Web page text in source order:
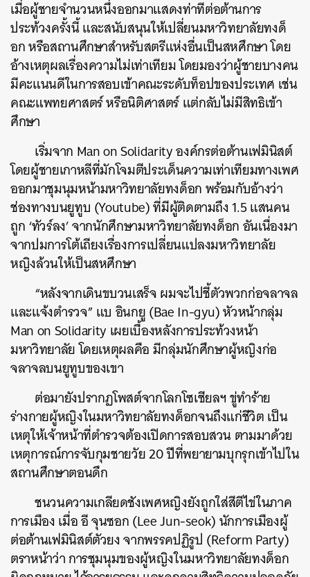
เมื่อผู้ชายจำนวนหนึ่งออกมาแสดงท่าทีต่อต้านการ
ประท้วงครั้งนี้ และสนับสนุนให้เปลี่ยนมหาวิทยาลัยทงด็
อก หรือสถานศึกษาสำหรับสตรีแห่งอื่นเป็นสหศึกษา โดย
อ้างเหตุผลเรื่องความไม่เท่าเทียม โดยมองว่าผู้ชายบางคน
มีคะแนนดีในการสอบเข้าคณะระดับท็อปของประเทศ เช่น
คณะแพทยศาสตร์ หรือนิติศาสตร์ แต่กลับไม่มีสิทธิเข้า
ศึกษา
เริ่มจาก Man on Solidarity องค์กรต่อต้านเฟมินิสต์
โดยผู้ชายเกาหลีที่มักโจมตีประเด็นความเท่าเทียมทางเพศ
ออกมาชุมนุมหน้ามหาวิทยาลัยทงด็อก พร้อมกับอ้างว่า
ช่องทางบนยูทูบ (Youtube) ที่มีผู้ติดตามถึง 1.5 แสนคน
ถูก ‘ทัวร์ลง’ จากนักศึกษามหาวิทยาลัยทงด็อก อันเนื่องมา
จากปมการโต้เถียงเรื่องการเปลี่ยนแปลงมหาวิทยาลัย
หญิงล้วนให้เป็นสหศึกษา
“หลังจากเดินขบวนเสร็จ ผมจะไปชี้ตัวพวกก่อจลาจล
และแจ้งตำรวจ” แบ อินกยู (Bae In-gyu) หัวหน้ากลุ่ม
Man on Solidarity เผยเบื้องหลังการประท้วงหน้า
มหาวิทยาลัย โดยเหตุผลคือ มีกลุ่มนักศึกษาผู้หญิงก่อ
จลาจลบนยูทูบของเขา
ต่อมายังปรากฏโพสต์จากโลกโซเชียลฯ ขู่ทำร้าย
ร่างกายผู้หญิงในมหาวิทยาลัยทงด็อกจนถึงแก่ชีวิต เป็น
เหตุให้เจ้าหน้าที่ตำรวจต้องเปิดการสอบสวน ตามมาด้วย
เหตุการณ์การจับกุมชายวัย 20 ปีที่พยายามบุกรุกเข้าไปใน
สถานศึกษาตอนดึก
ชนวนความเกลียดชังเพศหญิงยังถูกใส่สีตีไข่ในภาค
การเมือง เมื่อ อี จุนซอก (Lee Jun-seok) นักการเมืองผู้
ต่อต้านเฟมินิสต์ตัวยง จากพรรคปฏิรูป (Reform Party)
ตราหน้าว่า การชุมนุมของผู้หญิงในมหาวิทยาลัยทงด็อก
ค้นหา